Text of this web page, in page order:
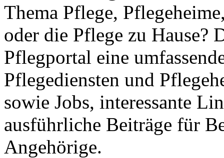
Thema Pflege,
oder die Pflege zu Hause?
Pflegportal eine
Pflegediensten und
sowie Jobs, interessante
ausführliche Beiträge für
Angehörige.